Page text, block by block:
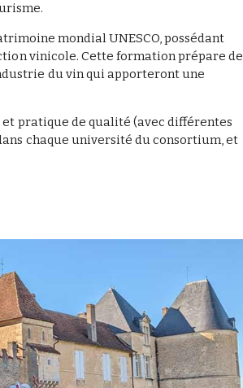
mondial UNESCO, possédant
vinicole. Cette formation prépare de
du vin qui apporteront une
pratique de qualité (avec différentes
chaque université du consortium, et